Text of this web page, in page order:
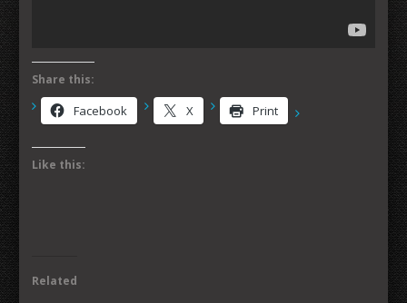
Share this:
Facebook X Print
Like this:
Related